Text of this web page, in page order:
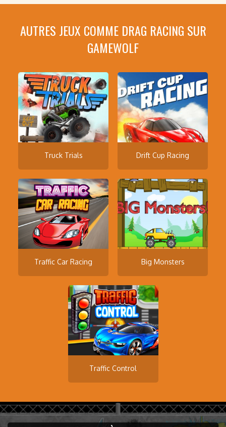
AUTRES JEUX COMME DRAG RACING SUR
GAMEWOLF
Truck Trials Drift Cup Racing
Traffic Car Racing Big Monsters
Traffic Control